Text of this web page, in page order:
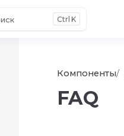
K
Компоненты
FAQ